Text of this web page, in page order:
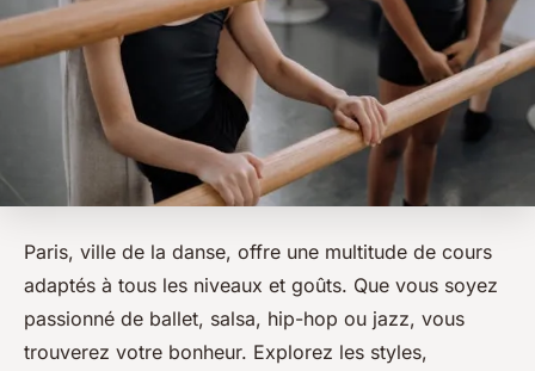
Paris, ville de la danse, offre une multitude de cours
adaptés à tous les niveaux et goûts. Que vous soyez
passionné de ballet, salsa, hip-hop ou jazz, vous
trouverez votre bonheur. Explorez les styles,